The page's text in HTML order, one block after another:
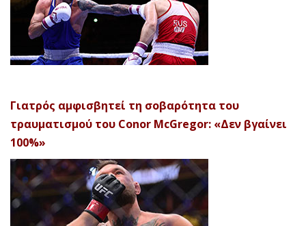
Γιατρός αμφισβητεί τη σοβαρότητα του
τραυματισμού του Conor McGregor: «Δεν βγαίνει
100%»